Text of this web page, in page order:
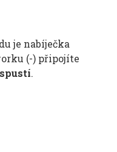
je nabíječka
(-) připojíte
.